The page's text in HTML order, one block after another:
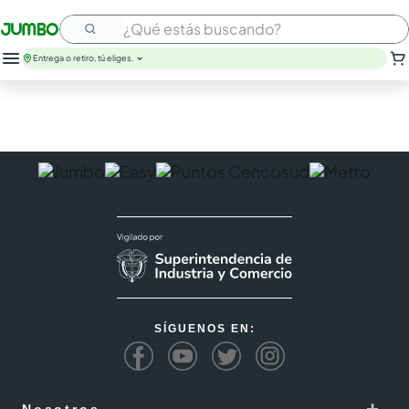
¿Qué estás buscando?
Entrega o retiro, tú eliges.
SÍGUENOS EN: